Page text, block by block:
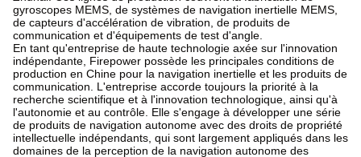
gyroscopes MEMS, de systèmes de navigation inertielle MEMS,
de capteurs d'accélération de vibration, de produits de
communication et d'équipements de test d'angle.
En tant qu'entreprise de haute technologie axée sur l'innovation
indépendante, Firepower possède les principales conditions de
production en Chine pour la navigation inertielle et les produits de
communication. L'entreprise accorde toujours la priorité à la
recherche scientifique et à l'innovation technologique, ainsi qu'à
l'autonomie et au contrôle. Elle s'engage à développer une série
de produits de navigation autonome avec des droits de propriété
intellectuelle indépendants, qui sont largement appliqués dans les
domaines de la perception de la navigation autonome des